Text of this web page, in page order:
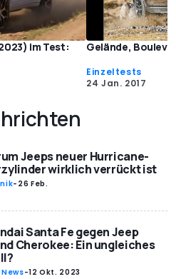
im Test:
Gelände,
Einzeltests
24 Jan. 2017
Jeeps neuer Hurricane-
wirklich verrückt ist
- 26 Feb.
Santa Fe gegen Jeep
Cherokee: Ein ungleiches
-12 Okt. 2023